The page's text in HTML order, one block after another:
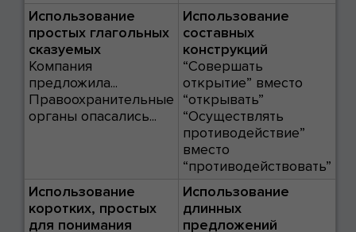
Использование
простых глагольных
сказуемых
Компания
предложила...
Правоохранительные
органы опасались...
Использование
составных
конструкций
“Совершать
открытие” вместо
“открывать”
“Осуществлять
противодействие”
вместо
“противодействовать”
Использование
коротких, простых
для понимания
Использование
длинных
предложений